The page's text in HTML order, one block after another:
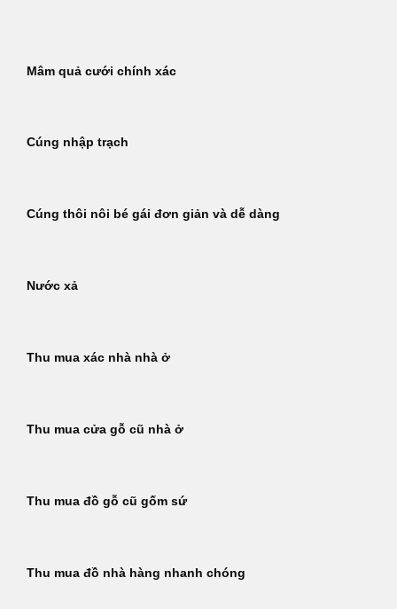
dungMâm quả cưới chính xác
Cúng nhập trạch
Cúng thôi nôi bé gái đơn giản và dễ dàng
Nước xả
Thu mua xác nhà nhà ở
Thu mua cửa gỗ cũ nhà ở
Thu mua đồ gỗ cũ gốm sứ
Thu mua đồ nhà hàng nhanh chóng